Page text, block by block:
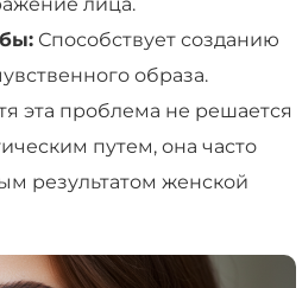
лица.
Способствует созданию
образа.
эта проблема не решается
путем, она часто
результатом женской